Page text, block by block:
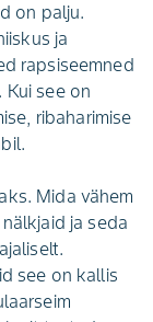
on palju.
ja
rapsiseemned
see on
ribaharimise
Mida vähem
ja seda
see on kallis